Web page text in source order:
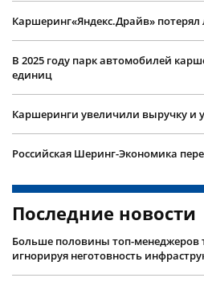
Каршеринг«Яндекс.Драйв» потерял
В 2025 году парк автомобилей
единиц
Каршеринги увеличили выручку и
Российская Шеринг-Экономика
Последние новости
Больше половины топ-менеджеров
игнорируя неготовность